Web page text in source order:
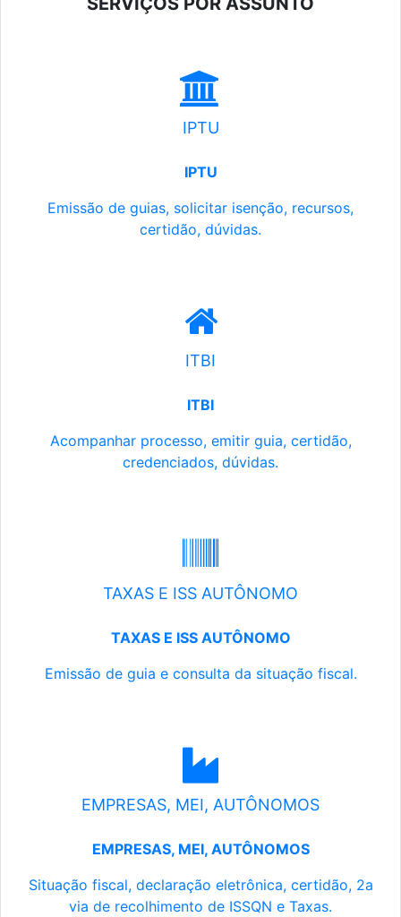
IPTU
IPTU
Emissão de guias, solicitar isenção, recursos,
certidão, dúvidas.
ITBI
ITBI
Acompanhar processo, emitir guia, certidão,
credenciados, dúvidas.
TAXAS E ISS AUTÔNOMO
TAXAS E ISS AUTÔNOMO
Emissão de guia e consulta da situação fiscal.
EMPRESAS, MEI, AUTÔNOMOS
EMPRESAS, MEI, AUTÔNOMOS
Situação fiscal, declaração eletrônica, certidão, 2a
via de recolhimento de ISSQN e Taxas.